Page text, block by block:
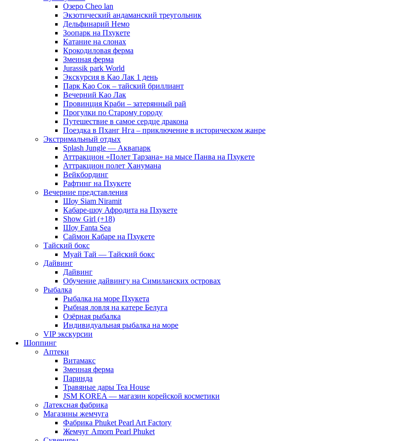
Озеро Cheo lan
Экзотический андаманский треугольник
Дельфинарий Немо
Зоопарк на Пхукете
Катание на слонах
Крокодиловая ферма
Змеиная ферма
Jurassik park World
Экскурсия в Као Лак 1 день
Парк Као Сок – тайский бриллиант
Вечерний Као Лак
Провинция Краби – затерянный рай
Прогулки по Старому городу
Путешествие в самое сердце дракона
Поездка в Пханг Нга – приключение в историческом жанре
Экстримальный отдых
Splash Jungle — Аквапарк
Аттракцион «Полет Тарзана» на мысе Панва на Пхукете
Аттракцион полет Ханумана
Вейкбординг
Рафтинг на Пхукете
Вечерние представления
Шоу Siam Niramit
Кабаре-шоу Афродита на Пхукете
Show Girl (+18)
Шоу Fanta Sea
Саймон Кабаре на Пхукете
Тайский бокс
Муай Тай — Тайский бокс
Дайвинг
Дайвинг
Обучение дайвингу на Симиланских островах
Рыбалка
Рыбалка на море Пхукета
Рыбная ловля на катере Белуга
Озёрная рыбалка
Индивидуальная рыбалка на море
VIP экскурсии
Шоппинг
Аптеки
Витамакс
Змеиная ферма
Паринда
Травяные дары Tea House
JSM KOREA — магазин корейской косметики
Латексная фабрика
Магазины жемчуга
Фабрика Phuket Pearl Art Factory
Жемчуг Amorn Pearl Phuket